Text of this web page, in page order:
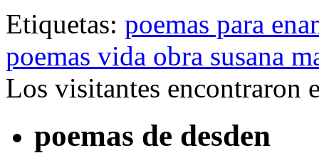
Etiquetas: poemas para
poemas vida obra susana
Los visitantes encontraron
poemas de desden